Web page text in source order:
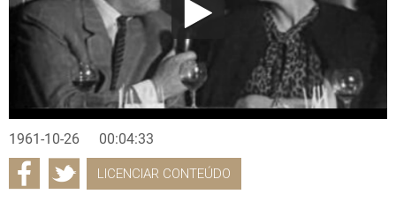
1961-10-26 00:04:33
LICENCIAR CONTEÚDO